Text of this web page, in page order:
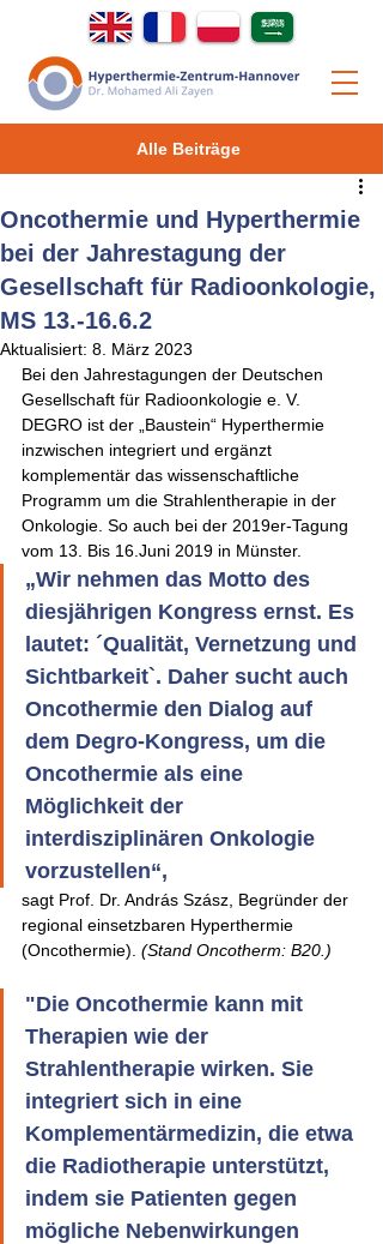
Alle Beiträge
Oncothermie und Hyperthermie
bei der Jahrestagung der
Gesellschaft für Radioonkologie,
MS 13.-16.6.2
Aktualisiert: 8. März 2023
Bei den Jahrestagungen der Deutschen
Gesellschaft für Radioonkologie e. V.
DEGRO ist der „Baustein“ Hyperthermie
inzwischen integriert und ergänzt
komplementär das wissenschaftliche
Programm um die Strahlentherapie in der
Onkologie. So auch bei der 2019er-Tagung
vom 13. Bis 16.Juni 2019 in Münster.
„Wir nehmen das Motto des
diesjährigen Kongress ernst. Es
lautet: ´Qualität, Vernetzung und
Sichtbarkeit`. Daher sucht auch
Oncothermie den Dialog auf
dem Degro-Kongress, um die
Oncothermie als eine
Möglichkeit der
interdisziplinären Onkologie
vorzustellen“,
sagt Prof. Dr. András Szász, Begründer der
regional einsetzbaren Hyperthermie
(Oncothermie). (Stand Oncotherm: B20.)
"Die Oncothermie kann mit
Therapien wie der
Strahlentherapie wirken. Sie
integriert sich in eine
Komplementärmedizin, die etwa
die Radiotherapie unterstützt,
indem sie Patienten gegen
mögliche Nebenwirkungen